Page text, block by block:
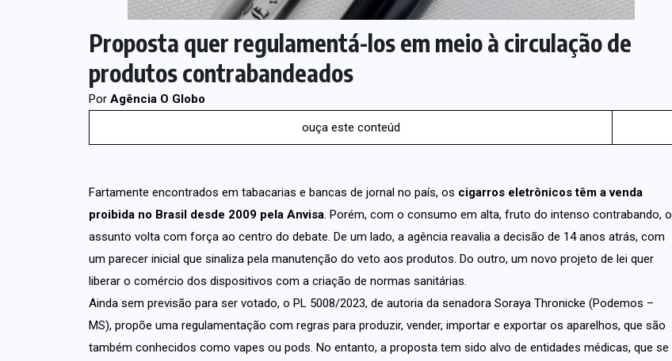
Proposta quer regulamentá-los em meio à circulação de
produtos contrabandeados
Por Agência O Globo
ouça este conteúd
Fartamente encontrados em tabacarias e bancas de jornal no país, os cigarros eletrônicos têm a venda
proibida no Brasil desde 2009 pela Anvisa. Porém, com o consumo em alta, fruto do intenso contrabando, o
assunto volta com força ao centro do debate. De um lado, a agência reavalia a decisão de 14 anos atrás, com
um parecer inicial que sinaliza pela manutenção do veto aos produtos. Do outro, um novo projeto de lei quer
liberar o comércio dos dispositivos com a criação de normas sanitárias.
Ainda sem previsão para ser votado, o PL 5008/2023, de autoria da senadora Soraya Thronicke (Podemos –
MS), propõe uma regulamentação com regras para produzir, vender, importar e exportar os aparelhos, que são
também conhecidos como vapes ou pods. No entanto, a proposta tem sido alvo de entidades médicas, que se